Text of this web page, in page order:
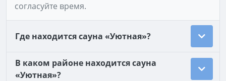
согласуйте время.
Где находится сауна «Уютная»?
В каком районе находится сауна
«Уютная»?